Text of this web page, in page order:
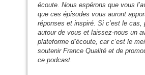
écoute. Nous espérons que vous
que ces épisodes vous auront
réponses et inspiré. Si c’est le cas,
autour de vous et laissez-nous un
plateforme d’écoute, car c’est le
soutenir France Qualité et de
ce podcast.